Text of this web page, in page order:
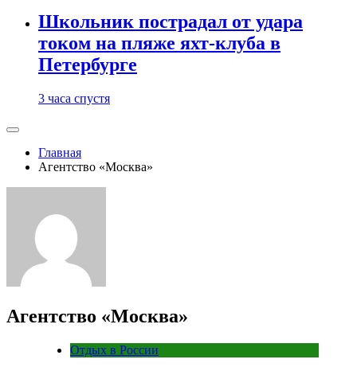
Школьник пострадал от удара
током на пляже яхт-клуба в
Петербурге
3 часа спустя
Главная
Агентство «Москва»
Агентство «Москва»
Отдых в России